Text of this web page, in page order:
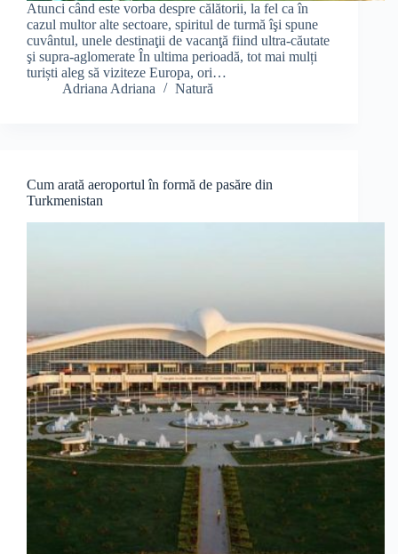
Atunci când este vorba despre călătorii, la fel ca în
cazul multor alte sectoare, spiritul de turmă îşi spune
cuvântul, unele destinaţii de vacanţă fiind ultra-căutate
şi supra-aglomerate În ultima perioadă, tot mai mulți
turiști aleg să viziteze Europa, ori…
Adriana Adriana
Natură
Cum arată aeroportul în formă de pasăre din
Turkmenistan